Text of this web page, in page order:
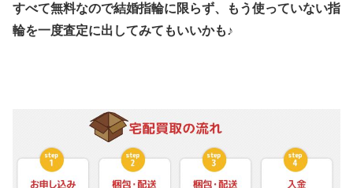
すべて無料なので結婚指輪に限らず、もう使っていない指
輪を一度査定に出してみてもいいかも♪